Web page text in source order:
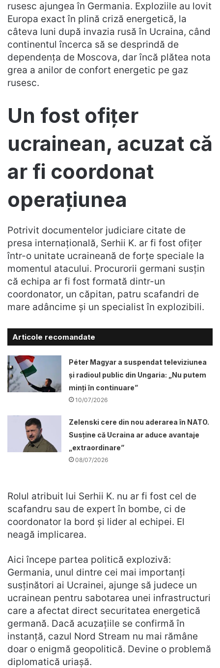
rusesc ajungea în Germania. Exploziile au lovit
Europa exact în plină criză energetică, la
câteva luni după invazia rusă în Ucraina, când
continentul încerca să se desprindă de
dependența de Moscova, dar încă plătea nota
grea a anilor de confort energetic pe gaz
rusesc.
Un fost ofițer
ucrainean, acuzat că
ar fi coordonat
operațiunea
Potrivit documentelor judiciare citate de
presa internațională, Serhii K. ar fi fost ofițer
într-o unitate ucraineană de forțe speciale la
momentul atacului. Procurorii germani susțin
că echipa ar fi fost formată dintr-un
coordonator, un căpitan, patru scafandri de
mare adâncime și un specialist în explozibili.
Articole recomandate
Péter Magyar a suspendat televiziunea
și radioul public din Ungaria: „Nu putem
minți în continuare”
10/07/2026
Zelenski cere din nou aderarea în NATO.
Susține că Ucraina ar aduce avantaje
„extraordinare”
08/07/2026
Rolul atribuit lui Serhii K. nu ar fi fost cel de
scafandru sau de expert în bombe, ci de
coordonator la bord și lider al echipei. El
neagă implicarea.
Aici începe partea politică explozivă:
Germania, unul dintre cei mai importanți
susținători ai Ucrainei, ajunge să judece un
ucrainean pentru sabotarea unei infrastructuri
care a afectat direct securitatea energetică
germană. Dacă acuzațiile se confirmă în
instanță, cazul Nord Stream nu mai rămâne
doar o enigmă geopolitică. Devine o problemă
diplomatică uriașă.